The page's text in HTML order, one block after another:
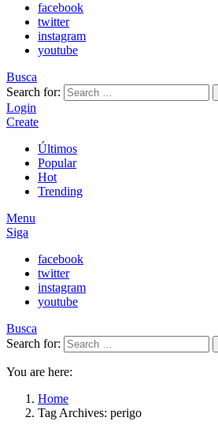
facebook
twitter
instagram
youtube
Busca
Search for:
Login
Create
Últimos
Popular
Hot
Trending
Menu
Siga
facebook
twitter
instagram
youtube
Busca
Search for:
You are here:
Home
Tag Archives: perigo